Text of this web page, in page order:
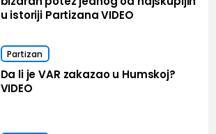
u istoriji Partizana VIDEO
Partizan
Da li je VAR zakazao u Humskoj?
VIDEO